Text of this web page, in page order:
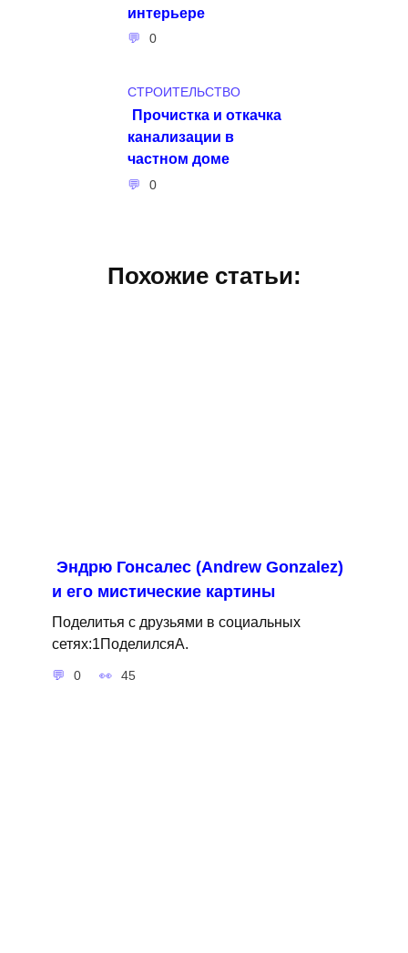
интерьере
0
СТРОИТЕЛЬСТВО
Прочистка и откачка
канализации в
частном доме
0
Похожие статьи:
Эндрю Гонсалес (Andrew Gonzalez)
и его мистические картины
Поделитья с друзьями в социальных
сетях:1ПоделилсяA.
0 45